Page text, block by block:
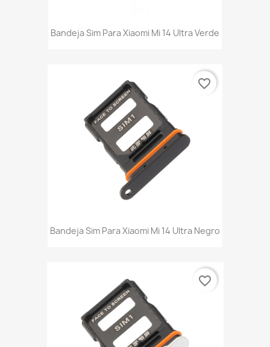
Bandeja Sim Para Xiaomi Mi 14 Ultra Verde
Bandeja Sim Para Xiaomi Mi 14 Ultra Negro
favorite_border
favorite_border